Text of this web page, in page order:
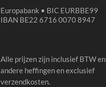
Europabank • BIC EURBBE99
IBAN BE22 6716 0070 8947
Alle prijzen zijn inclusief BTW en
andere heffingen en exclusief
verzendkosten.